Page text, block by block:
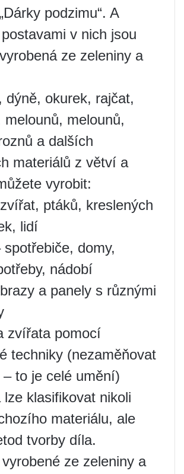
podzimu“. A
v nich jsou
ze zeleniny a
dýně, okurek, rajčat,
melounů, melounů,
a dalších
materiálů z větví a
vyrobit:
ptáků, kreslených
lidí
domy,
nádobí
a panely s různými
zvířata pomocí
techniky (nezaměňovat
to je celé umění)
lze klasifikovat nikoli
materiálu, ale
tvorby díla.
ze zeleniny a